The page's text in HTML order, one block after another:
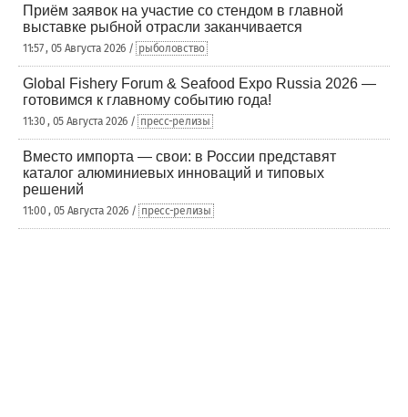
Приём заявок на участие со стендом в главной
выставке рыбной отрасли заканчивается
11:57 , 05 Августа 2026 / рыболовство
Global Fishery Forum & Seafood Expo Russia 2026 —
готовимся к главному событию года!
11:30 , 05 Августа 2026 / пресс-релизы
Вместо импорта — свои: в России представят
каталог алюминиевых инноваций и типовых
решений
11:00 , 05 Августа 2026 / пресс-релизы